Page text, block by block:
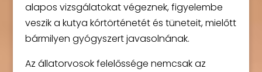
alapos vizsgálatokat végeznek, figyelembe
veszik a kutya kórtörténetét és tüneteit, mielőtt
bármilyen gyógyszert javasolnának.
Az állatorvosok felelőssége nemcsak az